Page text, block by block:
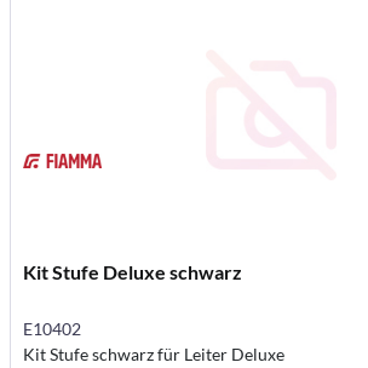
Kit Stufe Deluxe schwarz
E10402
Kit Stufe schwarz für Leiter Deluxe